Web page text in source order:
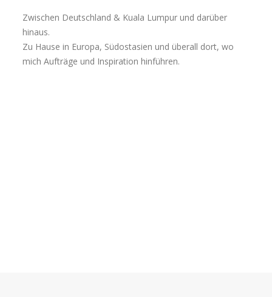
Zwischen Deutschland & Kuala Lumpur und darüber
hinaus.
Zu Hause in Europa, Südostasien und überall dort, wo
mich Aufträge und Inspiration hinführen.